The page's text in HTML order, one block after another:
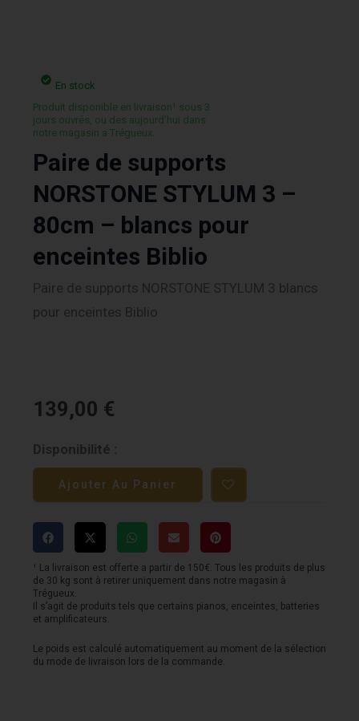
En stock
Produit disponible en livraison¹ sous 3
jours ouvrés, ou des aujourd’hui dans
notre magasin a Trégueux.
Paire de supports
NORSTONE STYLUM 3 –
80cm – blancs pour
enceintes Biblio
Paire de supports NORSTONE STYLUM 3 blancs
pour enceintes Biblio
139,00 €
Disponibilité :
quantité
de
Paire
de
supports
NORSTONE
STYLUM
3
-
80cm
Ajouter Au Panier
¹ La livraison est offerte a partir de 150€. Tous les produits de plus
de 30 kg sont à retirer uniquement dans notre magasin à
Trégueux.
Il s’agit de produits tels que certains pianos, enceintes, batteries
et amplificateurs.
Le poids est calculé automatiquement au moment de la sélection
du mode de livraison lors de la commande.